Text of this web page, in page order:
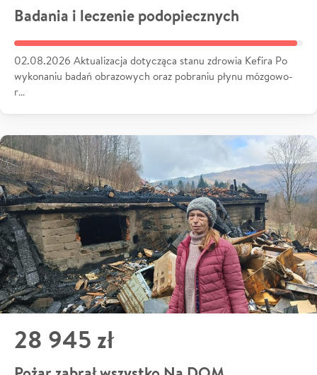
Badania i leczenie podopiecznych
02.08.2026 Aktualizacja dotycząca stanu zdrowia Kefira Po
wykonaniu badań obrazowych oraz pobraniu płynu mózgowo-
r…
28 945 zł